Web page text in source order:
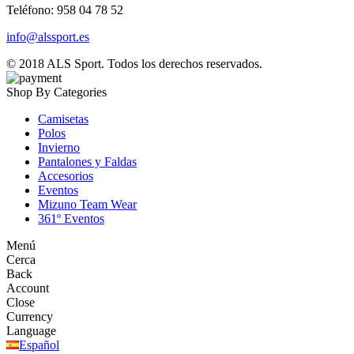
Teléfono: 958 04 78 52
info@alssport.es
© 2018 ALS Sport. Todos los derechos reservados.
Shop By Categories
Camisetas
Polos
Invierno
Pantalones y Faldas
Accesorios
Eventos
Mizuno Team Wear
361º Eventos
Menú
Cerca
Back
Account
Close
Currency
Language
Español